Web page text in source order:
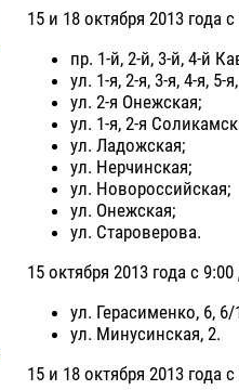
15 и 18 октября 2013 года
пр. 1-й, 2-й, 3-й, 4-й
ул. 1-я, 2-я, 3-я, 4-я, 5-
ул. 2-я Онежская;
ул. 1-я, 2-я
ул. Ладожская;
ул. Нерчинская;
ул. Новороссийская;
ул. Онежская;
ул. Староверова.
15 октября 2013 года с
ул. Герасименко, 6, 6/
ул. Минусинская, 2.
15 и 18 октября 2013 года